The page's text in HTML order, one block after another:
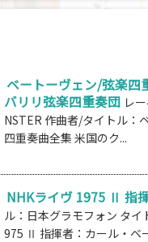
ベートーヴェン/弦楽
バリリ弦楽四重奏団 レ
NSTER 作曲者/タイトル：
四重奏曲全集 米国のク...
NHKライヴ 1975 Ⅱ 指
ル：日本グラモフォン タイ
975 Ⅱ 指揮者：カール・ベ